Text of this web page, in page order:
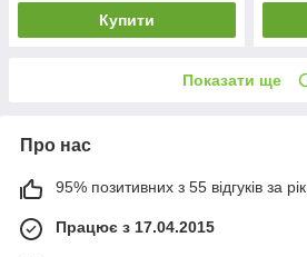
Купити
Показати ще
Про нас
95% позитивних з 55 відгуків за рік
Працює з 17.04.2015